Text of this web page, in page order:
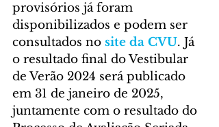
provisórios já foram
disponibilizados e podem ser
consultados no site da CVU. Já
o resultado final do Vestibular
de Verão 2024 será publicado
em 31 de janeiro de 2025,
juntamente com o resultado do